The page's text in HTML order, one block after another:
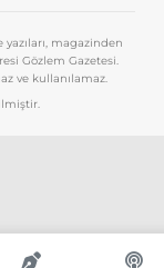
magazinden
Gözlem Gazetesi.
ve kullanılamaz.